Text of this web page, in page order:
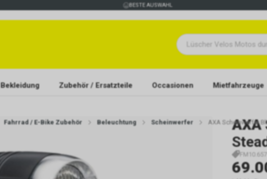
BESTE AUSWAHL
Bekleidung Zubehör / Ersatzteile Occasionen Mietfahrzeuge
Fahrrad / E-Bike Zubehör Beleuchtung Scheinwerfer AXA Scheinwerfer
AXA